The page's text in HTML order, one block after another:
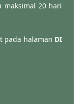
maksimal 20 hari
pada halaman DI